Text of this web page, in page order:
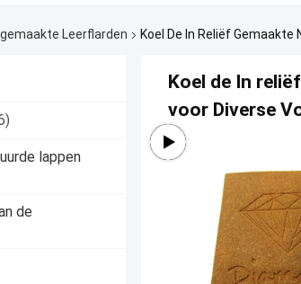
Leerflarden Koel De In Reliëf
lappen
de
Koel de In
voor Diverse